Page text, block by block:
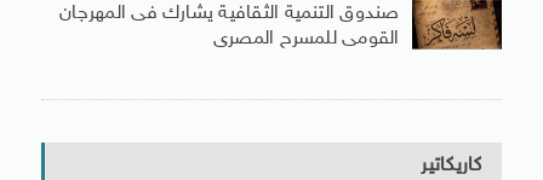
صندوق التنمية الثقافية يشارك فى المهرجان
القومى للمسرح المصرى
كاريكاتير